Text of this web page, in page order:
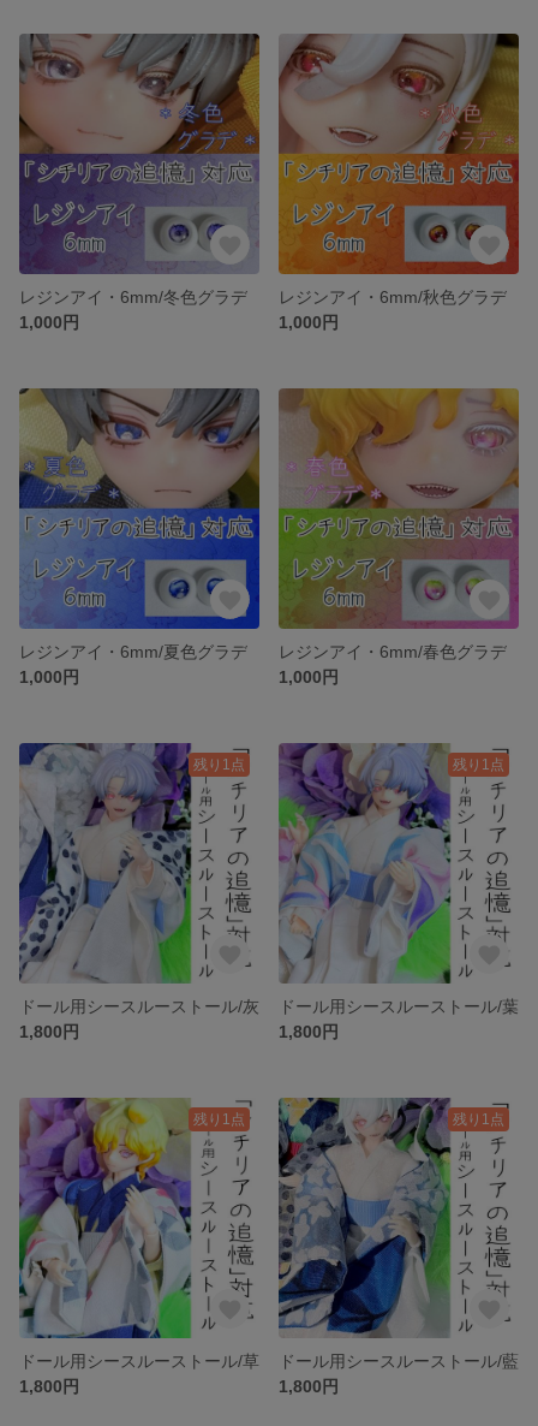
レジンアイ・6mm/冬色グラデ
1,000円
レジンアイ・6mm/秋色グラデ
1,000円
レジンアイ・6mm/夏色グラデ
1,000円
レジンアイ・6mm/春色グラデ
1,000円
残り1点
ドール用シースルーストール/灰
1,800円
残り1点
ドール用シースルーストール/葉
1,800円
残り1点
ドール用シースルーストール/草
1,800円
残り1点
ドール用シースルーストール/藍
1,800円